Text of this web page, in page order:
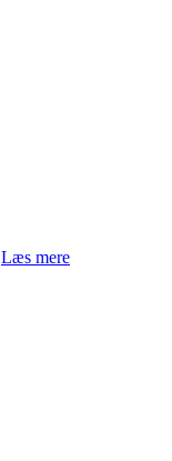
Læs mere